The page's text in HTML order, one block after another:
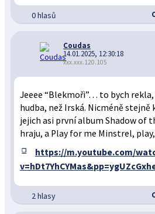
0 hlasů
Coudas
14.01.2025, 12:30:18
xxx.xxx.120.105
Jeeee “Blekmoři”… to bych rekla,
hudba, než Irská. Nicméně stejně
jejich asi první album Shadow of
hraju, a Play for me Minstrel,
https://m.youtube.com/
2 hlasy